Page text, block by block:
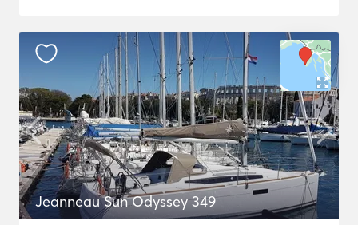
Jeanneau Sun Odyssey 349